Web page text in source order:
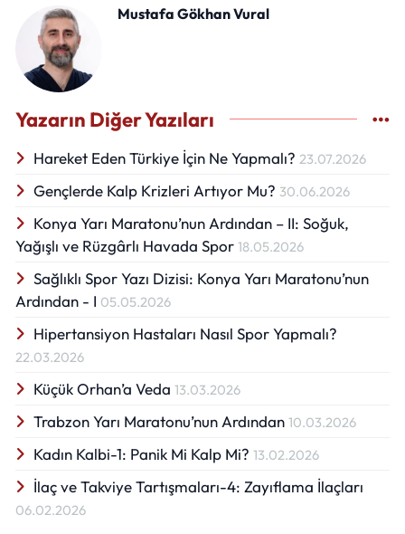
Mustafa Gökhan Vural
Yazarın Diğer Yazıları
Hareket Eden Türkiye İçin Ne Yapmalı? 23.07.2026
Gençlerde Kalp Krizleri Artıyor Mu? 30.06.2026
Konya Yarı Maratonu’nun Ardından – II: Soğuk,
Yağışlı ve Rüzgârlı Havada Spor 18.05.2026
Sağlıklı Spor Yazı Dizisi: Konya Yarı Maratonu’nun
Ardından - I 05.05.2026
Hipertansiyon Hastaları Nasıl Spor Yapmalı?
22.03.2026
Küçük Orhan’a Veda 13.03.2026
Trabzon Yarı Maratonu’nun Ardından 10.03.2026
Kadın Kalbi-1: Panik Mi Kalp Mi? 13.02.2026
İlaç ve Takviye Tartışmaları-4: Zayıflama İlaçları
06.02.2026